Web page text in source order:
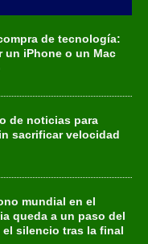
de tecnología:
un iPhone o un Mac
de noticias para
sacrificar velocidad
mundial en el
queda a un paso del
el silencio tras la final